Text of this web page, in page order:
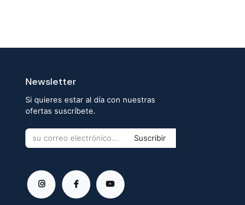
Newsletter
Si quieres estar al día con nuestras
ofertas suscríbete.
Suscribir